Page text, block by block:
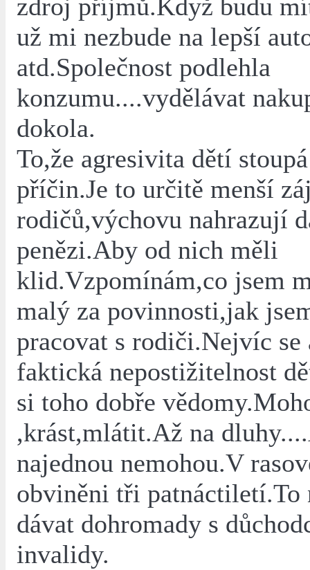
zdroj příjmů.Když budu
už mi nezbude na lepší
atd.Společnost podlehla
konzumu....vydělávat
dokola.
To,že agresivita dětí
příčin.Je to určitě menší
rodičů,výchovu nahrazují
penězi.Aby od nich měli
klid.Vzpomínám,co jsem
malý za povinnosti,jak
pracovat s rodiči.Nejvíc
faktická nepostižitelnost
si toho dobře
,krást,mlátit.Až na
najednou nemohou.V
obviněni tři patnáctiletí.To
dávat dohromady s
invalidy.